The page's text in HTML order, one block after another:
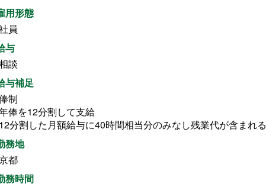
用形態
員
与
談
与補足
制
年俸を12分割して支給
12分割した月額給与に40時間相当分のみなし残業代が含まれる
務地
都
務時間